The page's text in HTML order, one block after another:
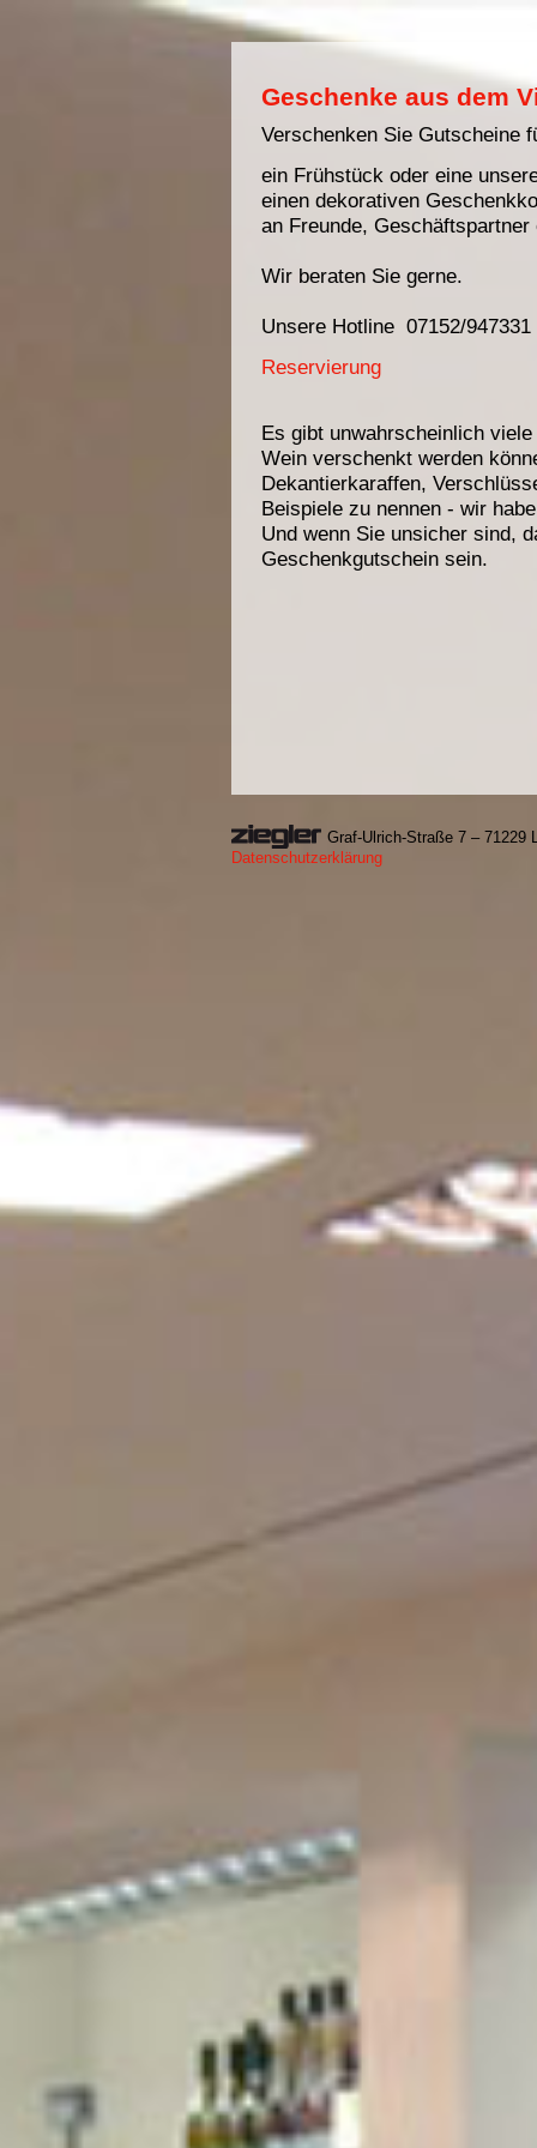
Geschenke aus dem
Verschenken Sie Gutscheine
ein Frühstück oder eine
einen dekorativen
an Freunde, Geschäftspartner
Wir beraten Sie gerne.
Unsere Hotline 07152/947331
Reservierung
Es gibt unwahrscheinlich
Wein verschenkt werden
Dekantierkaraffen,
Beispiele zu nennen - wir
Und wenn Sie unsicher sind,
Geschenkgutschein sein.
Graf-Ulrich-Straße 7 – 71229
Datenschutzerklärung